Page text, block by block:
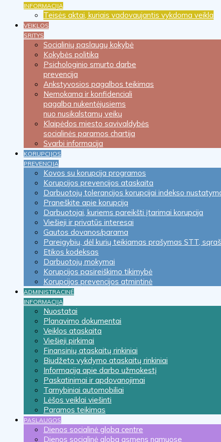
INFORMACIJA
Teisės aktai, kuriais vadovaujantis vykdoma veikla
VEIKLOS
SRITYS
Socialinių paslaugų kokybė
Kokybės politika
Psichologinio smurto darbe
prevencija
Ankstyvosios pagalbos teikimas
Nemokama ir konfidenciali
pagalba nukentėjusiems
nuo nusikalstamų veikų
Klaipėdos miesto savivaldybės
socialinės paramos chartija
Svarbi informacija
KORUPCIJOS
PREVENCIJA
Kovos su korupcija programos
Korupcijos prevencijos ataskaita
Darbuotojų tolerancijos korupcijai indekso
Praneškite apie korupciją
Darbuotojai, kuriems pareikšti įtarimai korupcija
Viešieji ir privatūs interesai
Gautos dovanos/parama
Pareigybių, dėl kurių teikiamas prašymas STT,
Etikos kodeksas
Darbuotojų mokymai
Korupcijos pasireiškimo tikimybė
Korupcijos prevencijos atmintinė
ADMINISTRACINĖ
INFORMACIJA
Nuostatai
Planavimo dokumentai
Veiklos ataskaita
Viešieji pirkimai
Finansinių ataskaitų rinkiniai
Biudžeto vykdymo ataskaitų rinkiniai
Informacija apie darbo užmokestį
Paskatinimai ir apdovanojimai
Tarnybiniai automobiliai
Lėšos veiklai viešinti
Paramos teikimas
PASLAUGOS
Dienos socialinė globa centre
Dienos socialinė globa asmens namuose